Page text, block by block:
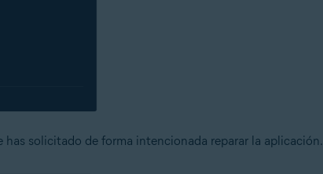
solicitado de forma intencionada reparar la aplicación.